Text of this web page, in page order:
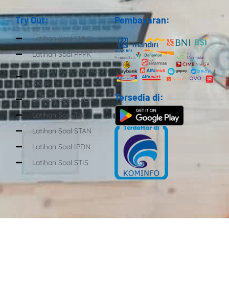
Try Out:
Latihan Soal CPNS
Latihan Soal PPPK
Latihan Soal Kedinasan
SKD
Latihan Soal POLRI
Latihan Soal TNI
Latihan Soal STAN
Latihan Soal IPDN
Latihan Soal STIS
Pembayaran:
Tersedia di: